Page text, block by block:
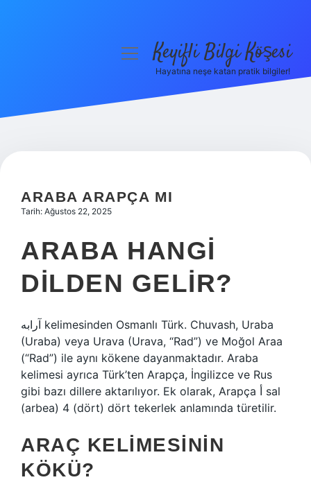
Hakkımızda
menüyüKeyifli Bilgi Köşesi
Hayatına neşe katan pratik bilgiler!
ARABA ARAPÇA MI
Tarih: Ağustos 22, 2025
ARABA HANGI
DILDEN GELIR?
آرابه kelimesinden Osmanlı Türk. Chuvash, Uraba
(Uraba) veya Urava (Urava, “Rad”) ve Moğol Araa
(“Rad”) ile aynı kökene dayanmaktadır. Araba
kelimesi ayrıca Türk’ten Arapça, İngilizce ve Rus
gibi bazı dillere aktarılıyor. Ek olarak, Arapça أ sal
(arbea) 4 (dört) dört tekerlek anlamında türetilir.
ARAÇ KELIMESININ
KÖKÜ?